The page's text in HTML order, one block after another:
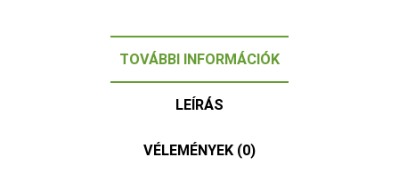
TOVÁBBI INFORMÁCIÓK
LEÍRÁS
VÉLEMÉNYEK (0)